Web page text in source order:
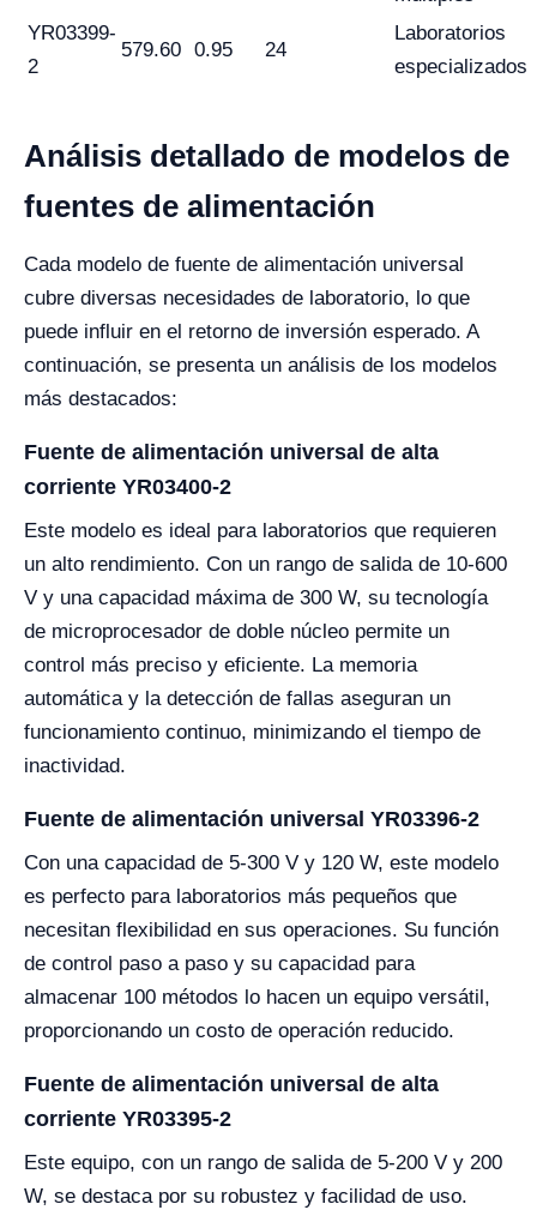
YR03399-
2
579.60 0.95 24
Laboratorios
especializados
Análisis detallado de modelos de
fuentes de alimentación
Cada modelo de fuente de alimentación universal
cubre diversas necesidades de laboratorio, lo que
puede influir en el retorno de inversión esperado. A
continuación, se presenta un análisis de los modelos
más destacados:
Fuente de alimentación universal de alta
corriente YR03400-2
Este modelo es ideal para laboratorios que requieren
un alto rendimiento. Con un rango de salida de 10-600
V y una capacidad máxima de 300 W, su tecnología
de microprocesador de doble núcleo permite un
control más preciso y eficiente. La memoria
automática y la detección de fallas aseguran un
funcionamiento continuo, minimizando el tiempo de
inactividad.
Fuente de alimentación universal YR03396-2
Con una capacidad de 5-300 V y 120 W, este modelo
es perfecto para laboratorios más pequeños que
necesitan flexibilidad en sus operaciones. Su función
de control paso a paso y su capacidad para
almacenar 100 métodos lo hacen un equipo versátil,
proporcionando un costo de operación reducido.
Fuente de alimentación universal de alta
corriente YR03395-2
Este equipo, con un rango de salida de 5-200 V y 200
W, se destaca por su robustez y facilidad de uso.